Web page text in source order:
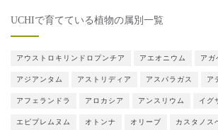
UCHIで育てている植物の属別一覧
アウストロキリンドロプンチア アエオニウム アガ
アジアンタム アストリディア アスパラガス ア
アフェランドラ アロカシア アンスリウム イグ
エピプレムヌム オトンナ オリーブ カスタノス